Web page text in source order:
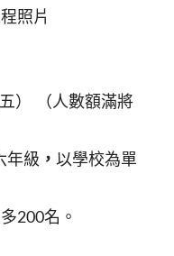
照片
） （人數額滿將
年級 ， 以學校為單
200名。